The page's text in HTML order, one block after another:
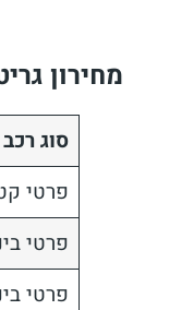
מחירון
סוג רכב
פרטי
פרטי
פרטי